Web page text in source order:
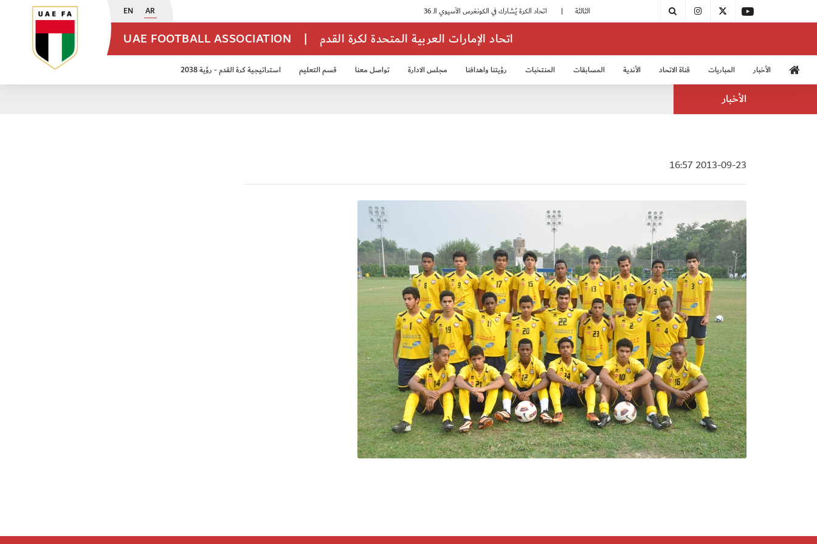
EN AR اتحاد الكرة يُشارك في الكونغرس الآسيوي الـ 36 | |
UAE FOOTBALL ASSOCIATION | اتحاد الإمارات العربية المتحدة لكرة القدم
الأخبار المباريات قناة الاتحاد الأندية المسابقات المنتخبات رؤيتنا واهدافنا مجلس الادارة تواصل معنا قسم التعليم استراتيجية كرة القدم - رؤية 2038
الأخبار
2013-09-23 16:57